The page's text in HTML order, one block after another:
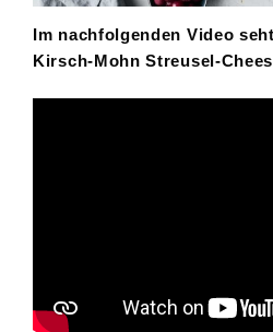
Im nachfolgenden Video
Kirsch-Mohn Streusel-